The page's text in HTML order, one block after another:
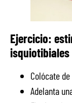
Ejercicio:
isquiotibiales
Colócate
Adelanta